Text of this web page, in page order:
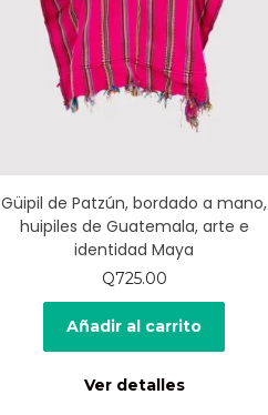
Güipil de Patzún, bordado a mano,
huipiles de Guatemala, arte e
identidad Maya
Q725.00
Añadir al carrito
Ver detalles